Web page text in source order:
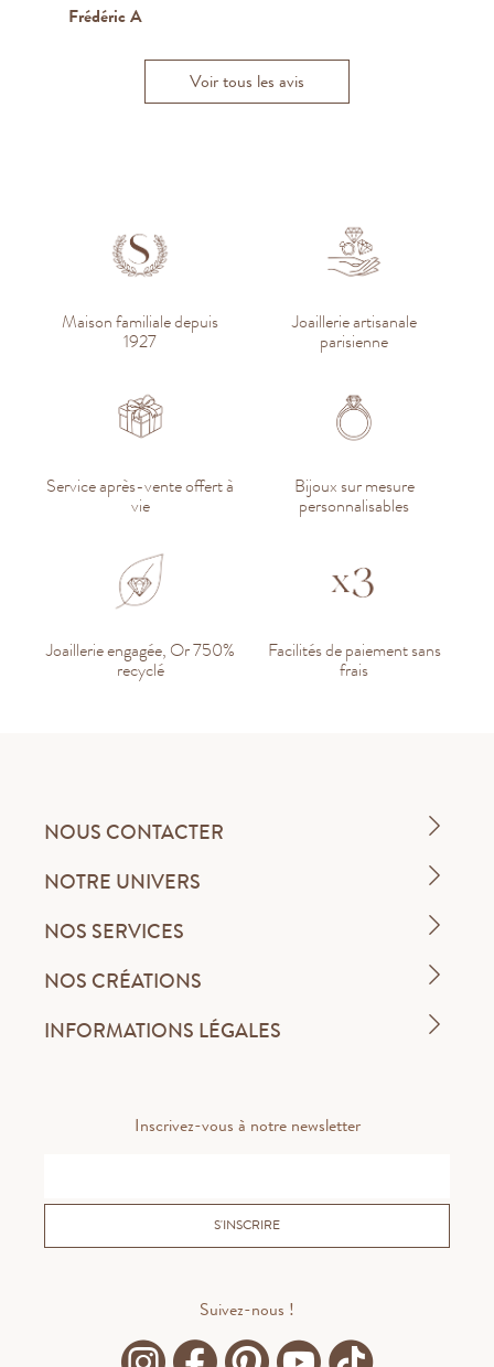
Frédéric A
Kenza B.
Tristan D.
Voir tous les avis
Maison familiale depuis
1927
Joaillerie artisanale
parisienne
Service après-vente offert à
vie
Bijoux sur mesure
personnalisables
Joaillerie engagée, Or 750%
recyclé
Facilités de paiement sans
frais
NOUS CONTACTER
NOTRE UNIVERS
NOS SERVICES
NOS CRÉATIONS
INFORMATIONS LÉGALES
Inscrivez-vous à notre newsletter
S'INSCRIRE
Suivez-nous !